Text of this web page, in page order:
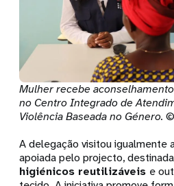
Mulher recebe
no Centro Integrado de
Violência Baseada no Género.
apoiada pelo projecto,
higiénicos reutilizáveise
tecido. A iniciativa promove